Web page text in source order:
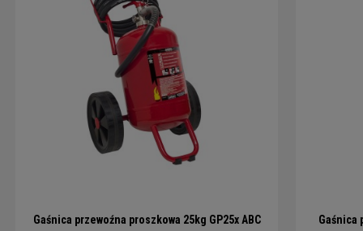
Gaśnica przewoźna proszkowa 25kg GP25x ABC
Gaśnica